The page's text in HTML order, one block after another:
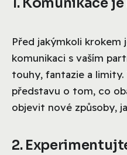
Před jakýmkoli
komunikaci s vaším
touhy, fantazie a
představu o tom, co
objevit nové způsoby,
2.